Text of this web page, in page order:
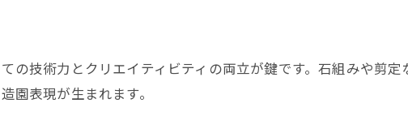
造園で創造性を発揮するための考え方
アート発想で魅力的な庭づくりを実現する
の技術力とクリエイティビティの両立が鍵です。石組みや剪
園表現が生まれます。